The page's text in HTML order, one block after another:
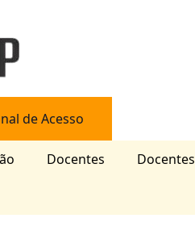
de Acesso
Docentes